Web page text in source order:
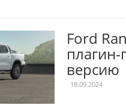
Ford
версию
18.09.2024